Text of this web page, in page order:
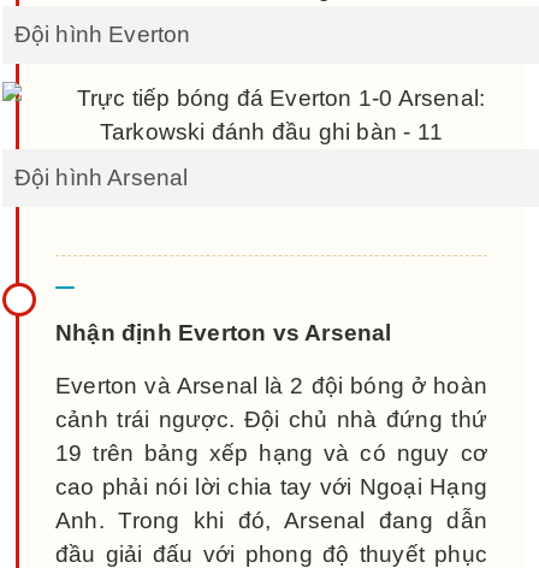
Đội hình Everton
Đội hình Arsenal
Nhận định Everton vs Arsenal
Everton và Arsenal là 2 đội bóng ở hoàn
cảnh trái ngược. Đội chủ nhà đứng thứ
19 trên bảng xếp hạng và có nguy cơ
cao phải nói lời chia tay với Ngoại Hạng
Anh. Trong khi đó, Arsenal đang dẫn
đầu giải đấu với phong độ thuyết phục